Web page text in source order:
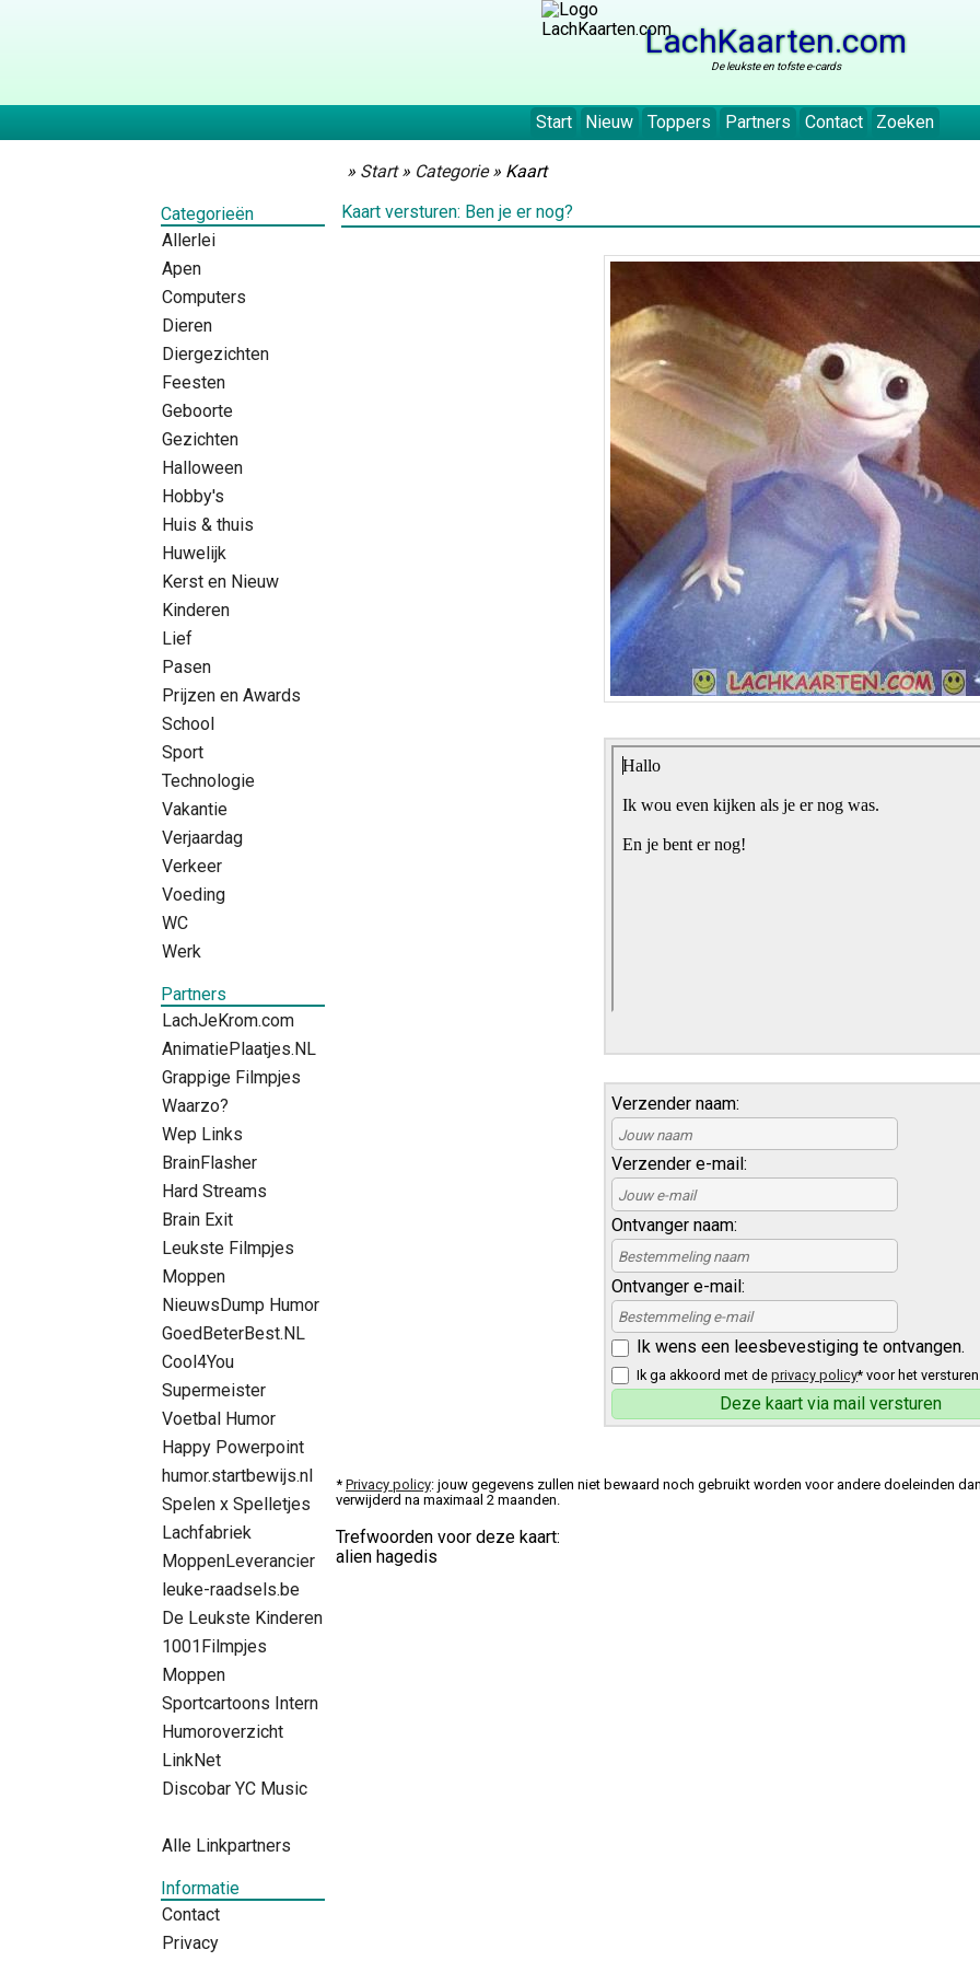
LachKaarten.com
De leukste en tofste e-cards
Start Nieuw Toppers Partners Contact Zoeken
Categorieën
Allerlei
Apen
Computers
Dieren
Diergezichten
Feesten
Geboorte
Gezichten
Halloween
Hobby's
Huis & thuis
Huwelijk
Kerst en Nieuw
Kinderen
Lief
Pasen
Prijzen en Awards
School
Sport
Technologie
Vakantie
Verjaardag
Verkeer
Voeding
WC
Werk
Partners
LachJeKrom.com
AnimatiePlaatjes.NL
Grappige Filmpjes
Waarzo?
Wep Links
BrainFlasher
Hard Streams
Brain Exit
Leukste Filmpjes
Moppen
NieuwsDump Humor
GoedBeterBest.NL
Cool4You
Supermeister
Voetbal Humor
Happy Powerpoint
humor.startbewijs.nl
Spelen x Spelletjes
Lachfabriek
MoppenLeverancier
leuke-raadsels.be
De Leukste Kinderen
1001Filmpjes
Moppen
Sportcartoons Intern
Humoroverzicht
LinkNet
Discobar YC Music
Alle Linkpartners
Informatie
Contact
Privacy
» Start» Categorie» Kaart
Kaart versturen: Ben je er nog?
Verzender naam:
Verzender e-mail:
Ontvanger naam:
Ontvanger e-mail:
Ik wens een leesbevestiging te ontvangen.
Ik ga akkoord met deprivacy policy* voor het
* Privacy policy: jouw gegevens zullen niet bewaard noch gebruikt worden voor andere doeleinden
verwijderd na maximaal 2 maanden.
Trefwoorden voor deze kaart:
alien hagedis